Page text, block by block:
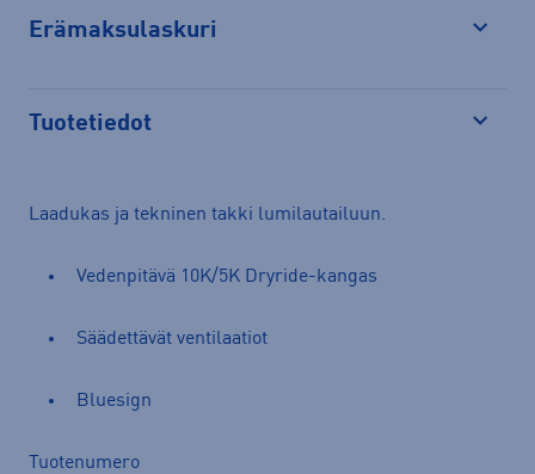
Erämaksulaskuri
Tuotetiedot
Laadukas ja tekninen takki lumilautailuun.
Vedenpitävä 10K/5K Dryride-kangas
Säädettävät ventilaatiot
Bluesign
Tuotenumero